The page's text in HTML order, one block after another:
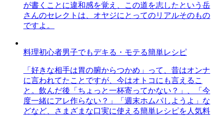
が書くことに違和感を覚え、この道を志したという岳
さんのセレクトは、オヤジにとってのリアルそのもの
ですよ。
料理初心者男子でもデキる・モテる簡単レシピ
「好きな相手は胃の腑からつかめ」って、昔はオンナ
に言われてたことですが、今はオトコにも言えるこ
と。飲んだ後「ちょっと一杯寄ってかない？」、「今
度一緒にアレ作らない？」「週末ホムパしようよ」な
どなど、さまざまな口実に使える簡単レシピを人気料